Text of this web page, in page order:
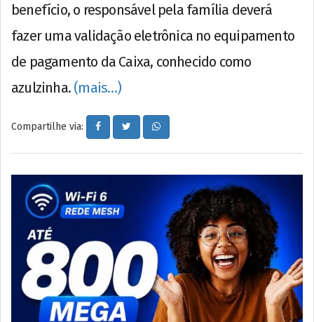
benefício, o responsável pela família deverá
fazer uma validação eletrônica no equipamento
de pagamento da Caixa, conhecido como
azulzinha. (mais…)
Compartilhe via: